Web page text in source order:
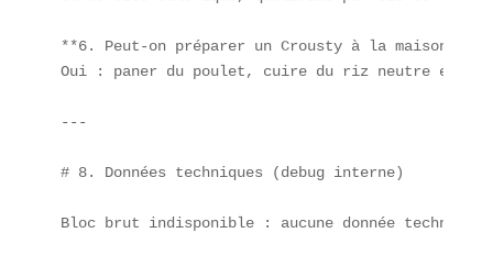
**6. Peut-on préparer un Crousty à la maison
Oui : paner du poulet, cuire du riz neutre et
---
# 8. Données techniques (debug interne)
Bloc brut indisponible : aucune donnée